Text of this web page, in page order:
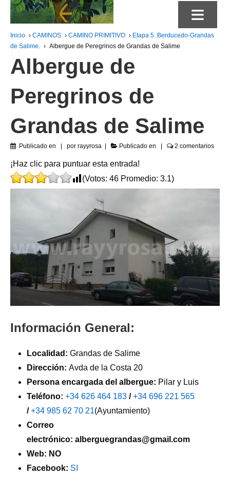
≡
Inicio › CAMINOS › CAMINO PRIMITIVO › Etapa 5. Berducedo-Grandas
de Salime. › Albergue de Peregrinos de Grandas de Salime
Albergue de
Peregrinos de
Grandas de Salime
Publicado en por rayyrosa Publicado en 2 comentarios
¡Haz clic para puntuar esta entrada!
(Votos: 46 Promedio: 3.1)
Información General:
Localidad: Grandas de Salime
Dirección: Avda de la Costa 20
Persona encargada del albergue: Pilar y Luis
Teléfono: +34 626 464 183 /+34 696 221 565
/+34 985 62 70 21(Ayuntamiento)
Correo
electrónico: alberguegrandas@gmail.com
Web: NO
Facebook: SI